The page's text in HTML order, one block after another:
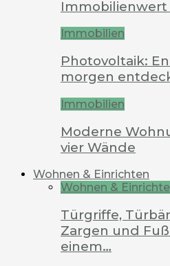
Immobilienwert
Immobilien
Photovoltaik:
morgen
Immobilien
Moderne
vier Wände
Wohnen & Einrichten
Wohnen &
Türgriffe,
Zargen und
einem…